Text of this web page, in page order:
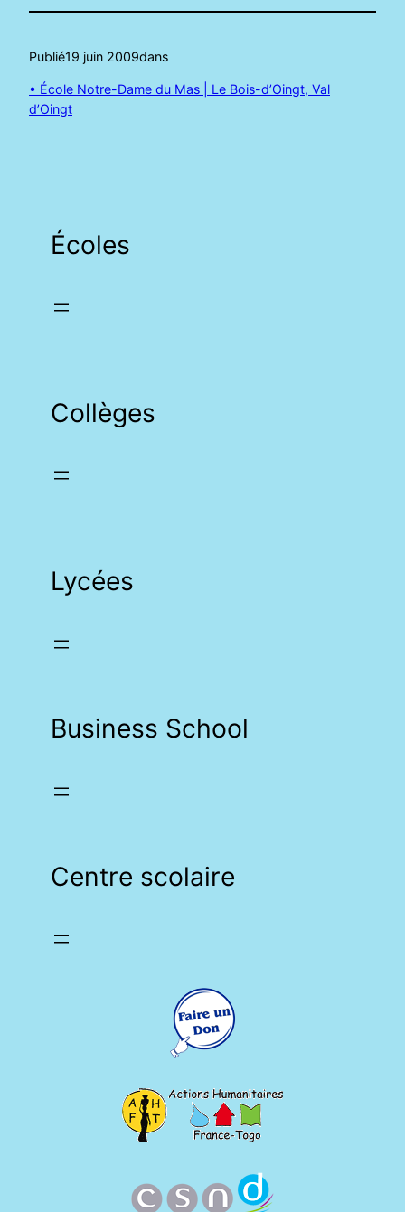
Publié19 juin 2009dans
• École Notre-Dame du Mas | Le Bois-d’Oingt, Val
d’Oingt
Écoles
Collèges
Lycées
Business School
Centre scolaire